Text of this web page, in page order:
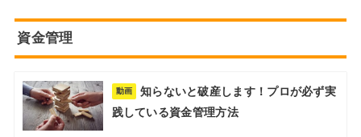
資金管理
動画
知らないと破産します！プロが必ず実
践している資金管理方法